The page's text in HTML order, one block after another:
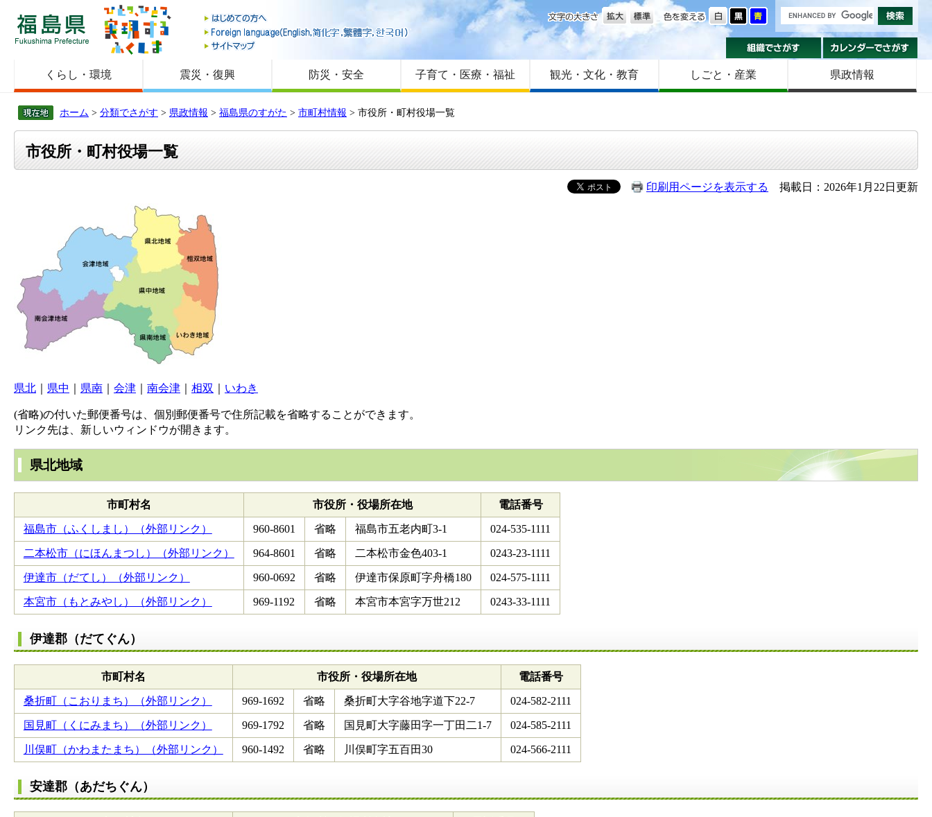
福島県
はじめての方へ
Foreign language
サイトマップ
色を変える
文字の大きさ
組織でさがす
くらし・環境 震災・復興 防災・安全 子育て・医療・福祉 観光・文化・教育 しごと・産業 県政情報
ホーム > 分類でさがす > 県政情報 > 福島県のすがた > 市町村情報 > 市役所・町村役場一覧
市役所・町村役場一覧
印刷用ページを表示する 掲載日：2026年1月22日更新
県北 県中 県南 会津 南会津 相双 いわき
(省略)の付いた郵便番号は、個別郵便番号で住所記載を省略することができます。
リンク先は、新しいウィンドウが開きます。
県北地域
市町村名 市役所・役場所在地 電話番号
福島市（ふくしまし）（外部リンク） 960-8601 省略 福島市五老内町3-1 024-535-1111
二本松市（にほんまつし）（外部リンク） 964-8601 省略 二本松市金色403-1 0243-23-1111
伊達市（だてし）（外部リンク） 960-0692 省略 伊達市保原町字舟橋180 024-575-1111
本宮市（もとみやし）（外部リンク） 969-1192 省略 本宮市本宮字万世212 0243-33-1111
伊達郡（だてぐん）
市町村名 市役所・役場所在地 電話番号
桑折町（こおりまち）（外部リンク） 969-1692 省略 桑折町大字谷地字道下22-7 024-582-2111
国見町（くにみまち）（外部リンク） 969-1792 省略 国見町大字藤田字一丁田二1-7 024-585-2111
川俣町（かわまたまち）（外部リンク） 960-1492 省略 川俣町字五百田30 024-566-2111
安達郡（あだちぐん）